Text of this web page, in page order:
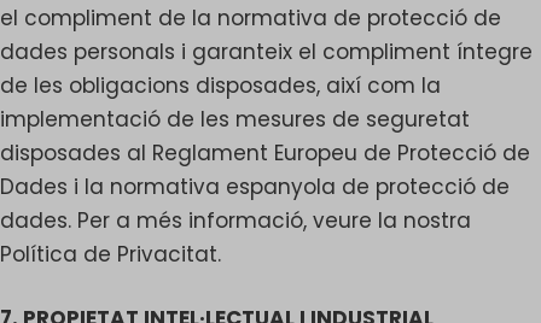
el compliment de la normativa de protecció de
dades personals i garanteix el compliment íntegre
de les obligacions disposades, així com la
implementació de les mesures de seguretat
disposades al Reglament Europeu de Protecció de
Dades i la normativa espanyola de protecció de
dades. Per a més informació, veure la nostra
Política de Privacitat.